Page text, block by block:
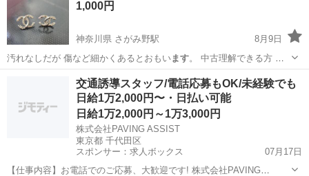
1,000円
神奈川県 さがみ野駅
8月9日
汚れなしだが 傷など細かくあるとおもいます。 中古理解できる方 ノ
ベルティ、ヴィ…
綾瀬市 さがみ野駅 アクセサリー ノベルティ
交通誘導スタッフ/電話応募もOK/未経験でも
日給1万2,000円〜・日払い可能
日給1万2,000円～1万3,000円
株式会社PAVING ASSIST
東京都 千代田区
スポンサー：求人ボックス
07月17日
【仕事内容】お電話でのご応募、大歓迎です! 株式会社PAVING